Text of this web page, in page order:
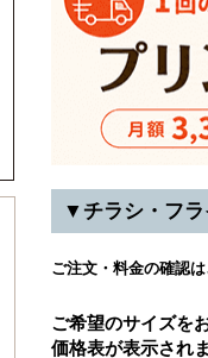
▼チラシ・フラ
ご注文・料金の確認
ご希望のサイズを
価格表が表示され